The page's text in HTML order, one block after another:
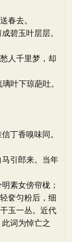
春去。
碧玉叶层层。
人千里梦，却
叶下琼葩吐。
丁香嗅味同。
引郎来。当年
素女傍帘栊；
奁匀粉后，细
玉一丛。近代
词为悼亡之